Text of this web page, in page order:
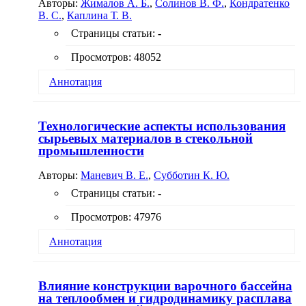
смещаются в область более низких температур,
что обеспечивает уменьшение температуры
варки стекла на 80 °С. Табл. 2, ил. 4, библиогр.: 4
Авторы: Жималов А. Б., Солинов В. Ф., Кондратенко
В. С., Каплина Т. В.
Страницы статьи: -
Просмотров: 48052
Аннотация
кромками, полученными в результате раскроя
движущейся ленты флоат-стекла с помощью
механической и лазерной резки. Показано
библиогр.: 5 назв.
Технологические аспекты использования
сырьевых материалов в стекольной
промышленности
Авторы: Маневич В. Е., Субботин К. Ю.
Страницы статьи: -
Просмотров: 47976
Аннотация
процессов стекловарения зависит от улучшения
однородности используемой шихты. Для
получения однородной шихты и предотвращения
Влияние конструкции варочного бассейна
на теплообмен и гидродинамику расплава